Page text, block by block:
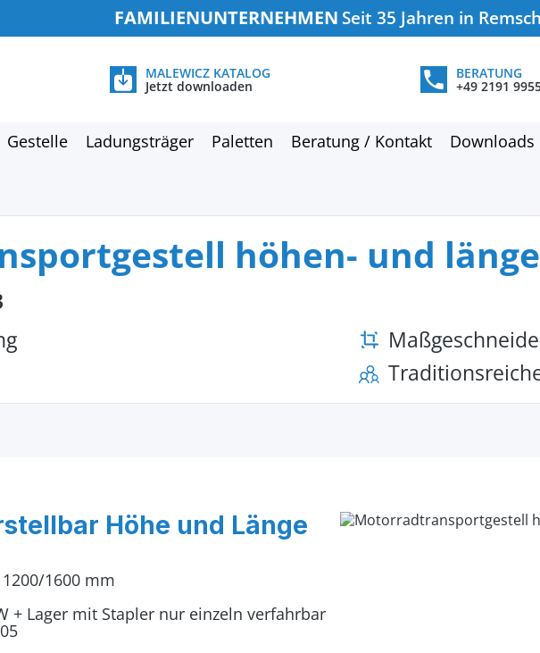
FAMILIENUNTERNEHMEN Seit 35 Jahren in
MALEWICZ KATALOG
Jetzt downloaden
BERATUNG
+49 2191
Gestelle Ladungsträger Paletten Beratung / Kontakt Downloads
höhen- und
Höhe und Länge
1600 mm
+ Lager mit Stapler nur einzeln verfahrbar